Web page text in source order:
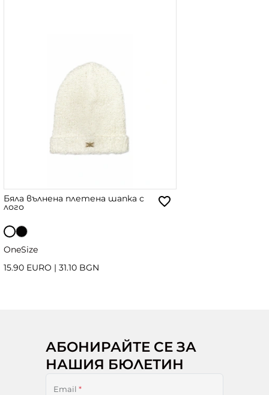
Бяла вълнена плетена шапка с
лого
OneSize
15.90 EURO | 31.10 BGN
АБОНИРАЙТЕ СЕ ЗА
НАШИЯ БЮЛЕТИН
Email *